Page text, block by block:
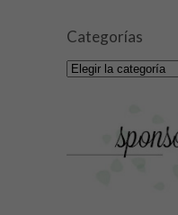
Categorías
Categorías